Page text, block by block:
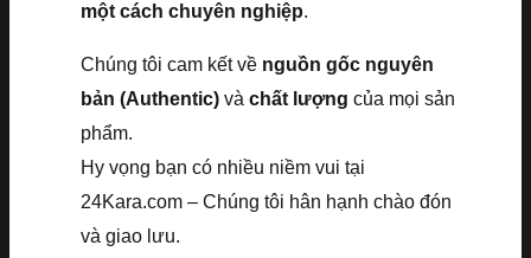
một cách chuyên nghiệp.
Chúng tôi cam kết về nguồn gốc nguyên
bản (Authentic) và chất lượng của mọi sản
phẩm.
Hy vọng bạn có nhiều niềm vui tại
24Kara.com – Chúng tôi hân hạnh chào đón
và giao lưu.